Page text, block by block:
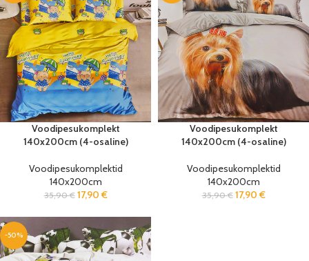
Voodipesukomplekt
140x200cm (4-osaline)
Voodipesukomplektid
140x200cm
35,90€ 17,90 €
Voodipesukomplekt
140x200cm (4-osaline)
Voodipesukomplektid
140x200cm
35,90€ 17,90 €
-50%